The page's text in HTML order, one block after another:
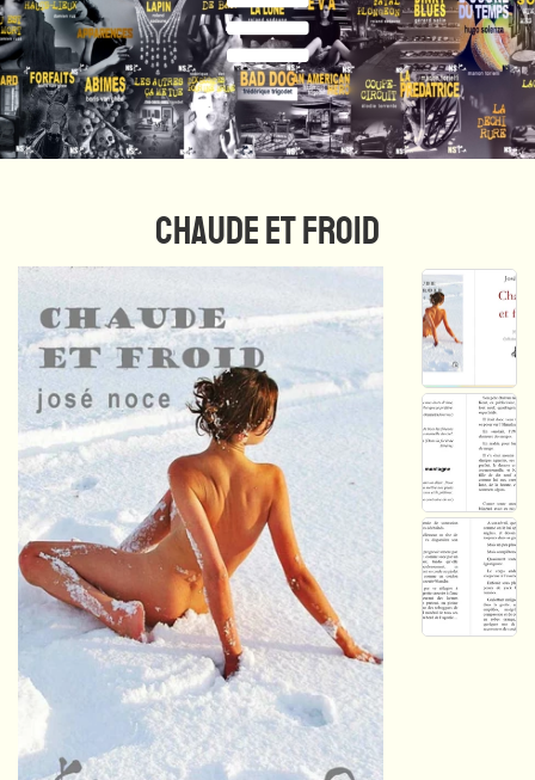
CHAUDE ET FROID